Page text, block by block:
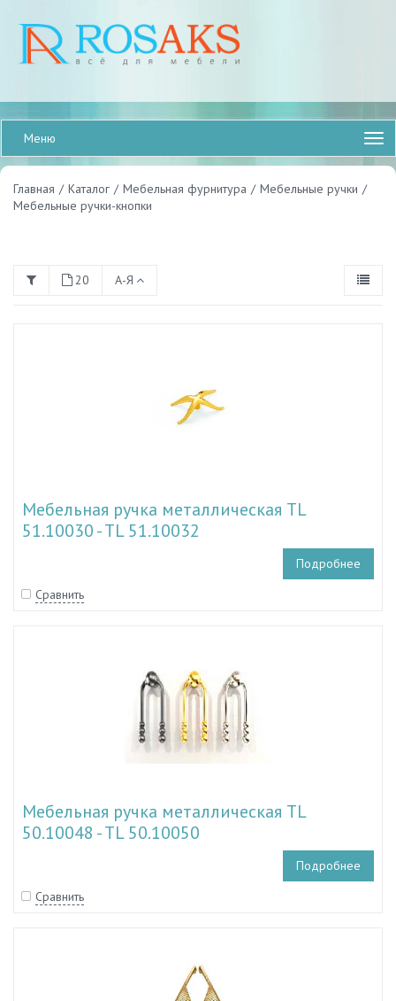
Меню
Главная / Каталог / Мебельная фурнитура / Мебельные ручки /
Мебельные ручки-кнопки
20 А-Я
Мебельная ручка металлическая TL
51.10030 - TL 51.10032
Подробнее
Сравнить
Мебельная ручка металлическая TL
50.10048 - TL 50.10050
Подробнее
Сравнить